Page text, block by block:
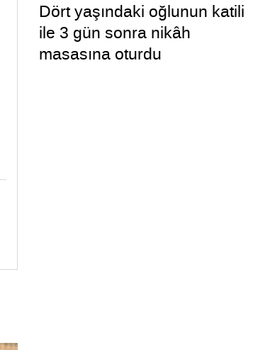
Dört yaşındaki oğlunun katili
ile 3 gün sonra nikâh
masasına oturdu